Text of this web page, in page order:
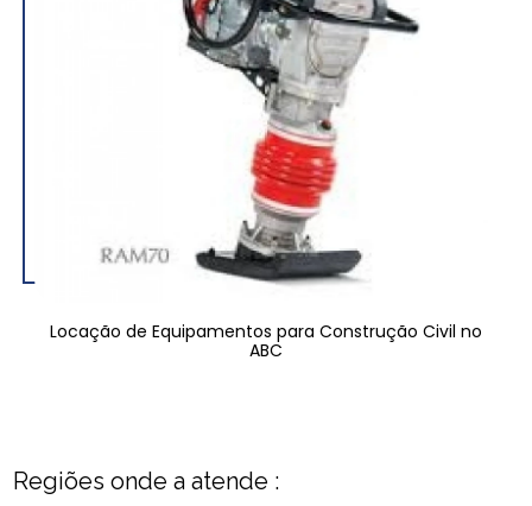
Locação de Equipamentos para Construção Civil no
ABC
Regiões onde a atende :